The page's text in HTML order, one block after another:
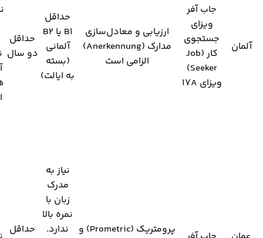
آلمان
جاب آفر
ویزای
جستجوی
کار (Job
Seeker)
ویزای 17A
ارزیابی و معادل‌سازی
مدارک (Anerkennung)
الزامی است
حداقل
B1 یا B2
آلمانی
(بسته
به ایالت)
حداقل
دو سال
پرومتریک (Prometric) و
نیاز به
مدرک
زبان با
نمره بالا
ندارد.
حداقل